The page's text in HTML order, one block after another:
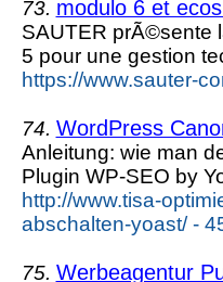
73. modulo 6 et
SAUTER prÃ©sente
5 pour une gestion
https://www.sauter-
74. WordPress
Anleitung: wie man
Plugin WP-SEO by
http://www.tisa-
abschalten-yoast/ -
75. Werbeagentur